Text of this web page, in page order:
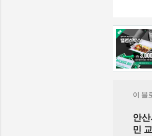
이 블
안
민